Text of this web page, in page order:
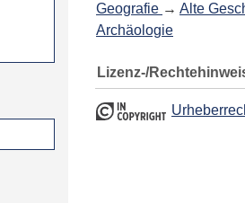
Geografie → Alte
Archäologie
Lizenz-/